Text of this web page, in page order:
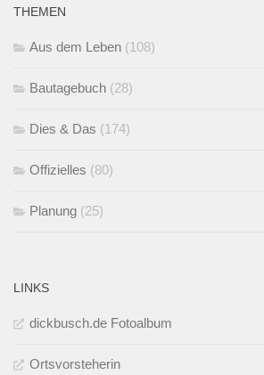
THEMEN
Aus dem Leben (108)
Bautagebuch (28)
Dies & Das (174)
Offizielles (80)
Planung (25)
LINKS
dickbusch.de Fotoalbum
Ortsvorsteherin